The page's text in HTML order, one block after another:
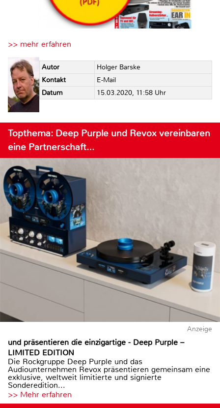
>> mehr erfahren
Autor
Holger Barske
Kontakt
E-Mail
Datum
15.03.2020, 11:58 Uhr
Topthema: Deep Purple und Revox vereinbaren
eine Partnerschaft…
Anzeige
und präsentieren die einzigartige - Deep Purple –
LIMITED EDITION
Die Rockgruppe Deep Purple und das
Audiounternehmen Revox präsentieren gemeinsam eine
exklusive, weltweit limitierte und signierte
Sonderedition...
>> Mehr erfahren